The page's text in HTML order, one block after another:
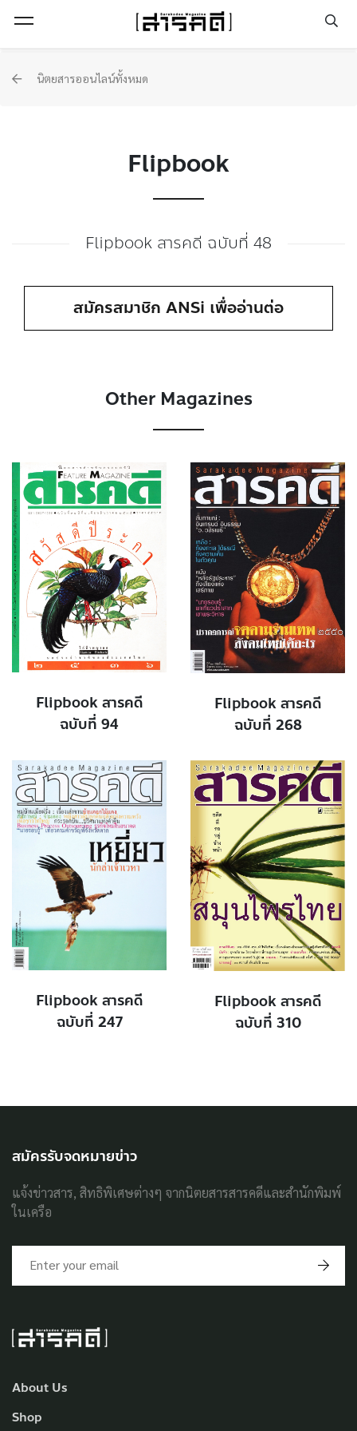
นิตยสารออนไลน์ทั้งหมด
Flipbook
Flipbook สารคดี ฉบับที่ 48
สมัครสมาชิก ANSi เพื่ออ่านต่อ
Other Magazines
Flipbook สารคดี
ฉบับที่ 94
Flipbook สารคดี
ฉบับที่ 268
Flipbook สารคดี
ฉบับที่ 247
Flipbook สารคดี
ฉบับที่ 310
About Us
Shop
สมัครรับจดหมายข่าว
แจ้งข่าวสาร, สิทธิพิเศษต่างๆ จากนิตยสารสารคดีและสำนักพิมพ์
ในเครือ